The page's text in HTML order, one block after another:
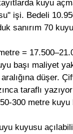
kuyu
işi. Bedeli
sanırım 70
=
başı maliyet
düşer.
taraflı
300 metre
kuyusu